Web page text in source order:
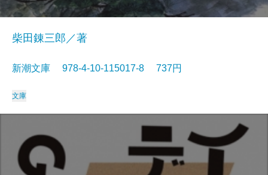
柴田錬三郎／著
新潮文庫 978-4-10-115017-8 737円
文庫